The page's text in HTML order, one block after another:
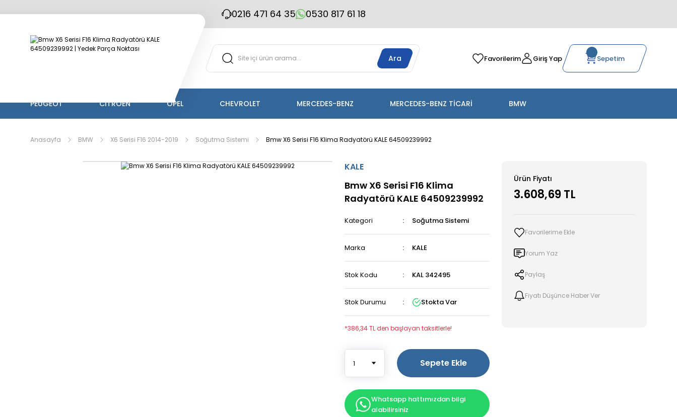
0216 471 64 35 0530 817 61 18
Ara Favorilerim Giriş Yap Sepetim
PEUGEOT CİTROEN OPEL CHEVROLET MERCEDES-BENZ MERCEDES-BENZ TİCARİ BMW
Anasayfa BMW X6 Serisi F16 2014-2019 Soğutma Sistemi Bmw X6 Serisi F16 Klima Radyatörü KALE 64509239992
KALE
Bmw X6 Serisi F16 Klima
Radyatörü KALE 64509239992
Kategori Soğutma Sistemi
Marka KALE
Stok Kodu KAL 342495
Stok Durumu Stokta Var
*386,34 TL den başlayan taksitlerle!
Sepete Ekle
Whatsapp hattımızdan bilgi
alabilirsiniz
Ürün Fiyatı
3.608,69 TL
Yorum Yaz
Paylaş
Fiyatı Düşünce Haber Ver